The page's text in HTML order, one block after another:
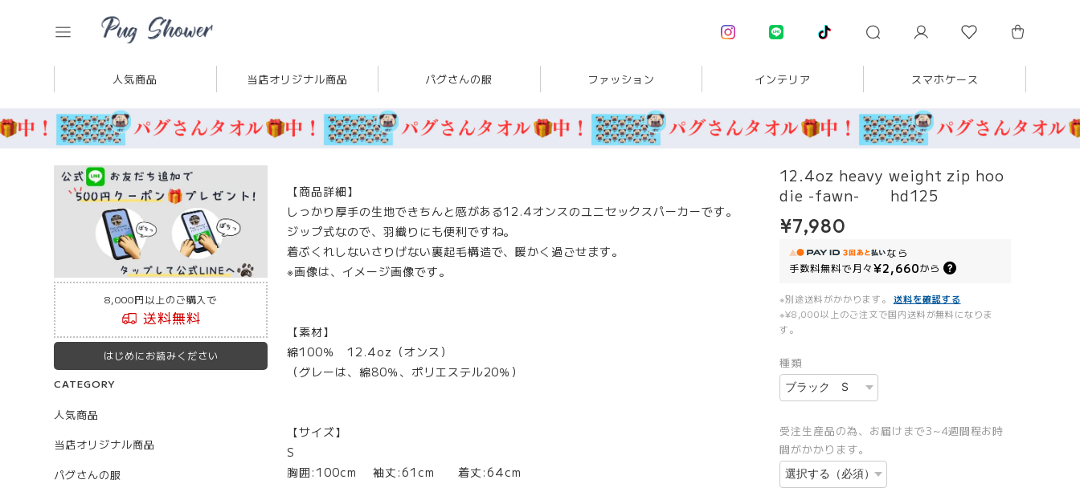
人気商品 当店オリジナル商品 パグさんの服 ファッション インテリア スマホケース
8,000円以上のご購入で
送料無料
はじめにお読みください
CATEGORY
人気商品
当店オリジナル商品
パグさんの服
【商品詳細】
しっかり厚手の生地できちんと感がある12.4オンスのユニセックスパーカーです。
ジップ式なので、羽織りにも便利ですね。
着ぶくれしないさりげない裏起毛構造で、暖かく過ごせます。
※画像は、イメージ画像です。
【素材】
綿100％ 12.4oz（オンス）
（グレーは、綿80％、ポリエステル20％）
【サイズ】
S
胸囲:100cm 袖丈:61cm 着丈:64cm
12.4oz heavy weight zip hoo
die -fawn- hd125
¥7,980
なら
手数料無料で月々¥2,660から
※別途送料がかかります。
送料を確認する
※¥8,000以上のご注文で国内送料が無料になりま
す。
種類
受注生産品の為、お届けまで3~4週間程お時
間がかかります。